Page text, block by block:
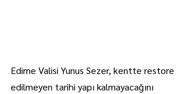
Edirne Valisi Yunus Sezer, kentte restore
edilmeyen tarihi yapı kalmayacağını